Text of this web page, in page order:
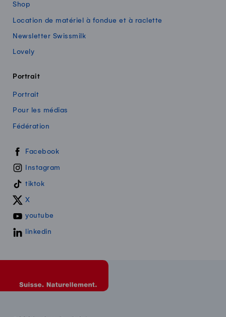
Shop
Location de matériel à fondue et à raclette
Newsletter Swissmilk
Lovely
Portrait
Portrait
Pour les médias
Fédération
Swissmilk sur les réseaux sociaux
Facebook
Instagram
tiktok
X
youtube
linkedin